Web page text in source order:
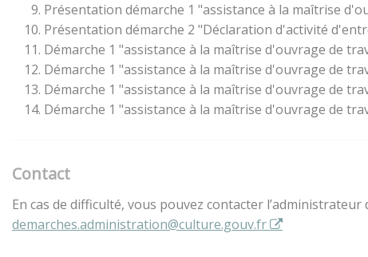
Présentation démarche 1 "assistance à la maîtrise
Présentation démarche 2 "Déclaration d'activité
Démarche 1 "assistance à la maîtrise d'ouvrage de
Démarche 1 "assistance à la maîtrise d'ouvrage de
Démarche 1 "assistance à la maîtrise d'ouvrage de
Démarche 1 "assistance à la maîtrise d'ouvrage de
Contact
En cas de difficulté, vous pouvez contacter
demarches.administration@culture.gouv.fr